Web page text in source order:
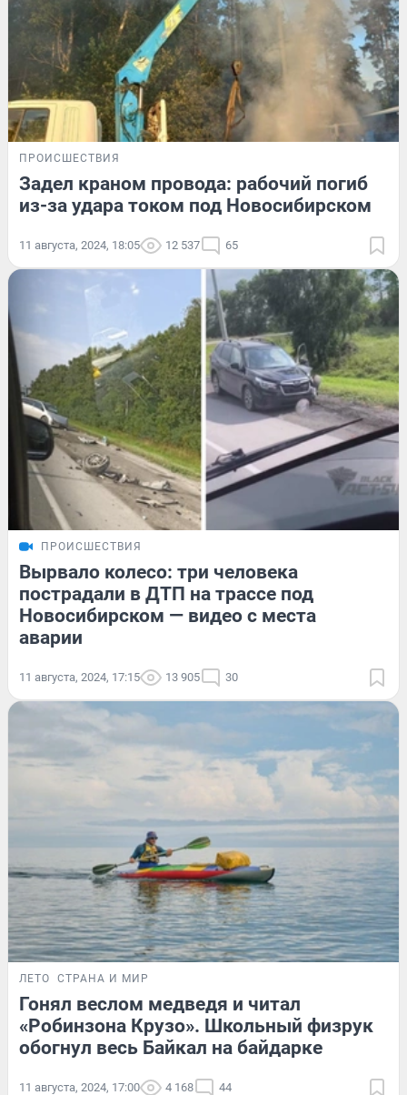
ПРОИСШЕСТВИЯ
Задел краном провода: рабочий погиб
из-за удара током под Новосибирском
11 августа, 2024, 18:05 12 537 65
ПРОИСШЕСТВИЯ
Вырвало колесо: три человека
пострадали в ДТП на трассе под
Новосибирском — видео с места
аварии
11 августа, 2024, 17:15 13 905 30
ЛЕТО СТРАНА И МИР
Гонял веслом медведя и читал
«Робинзона Крузо». Школьный физрук
обогнул весь Байкал на байдарке
11 августа, 2024, 17:00 4 168 44